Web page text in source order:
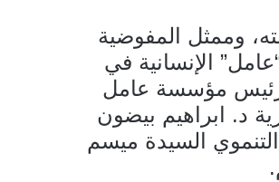
وممثل المفوضية
الإنسانية في
رئيس مؤسسة عامل
د. ابراهيم بيضون
السيدة ميسم